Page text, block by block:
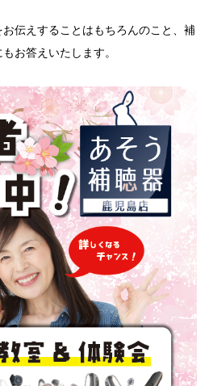
伝えすることはもちろんのこと、補
お答えいたします。